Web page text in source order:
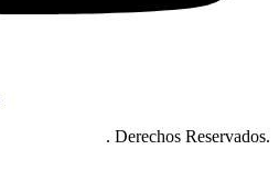
. Derechos Reservados.